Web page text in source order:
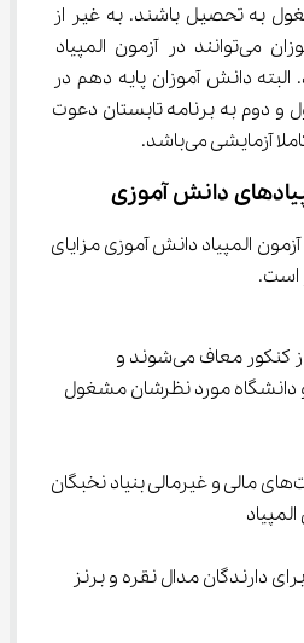
به تحصیل باشند. به غیر از
این مورد تمام دانش آموزان می‌توانند در آزمون المپیاد
دانش آموزان پایه دهم در
و دوم به برنامه تابستان دعوت
دانش آموزی
المپیاد دانش آموزی مزایای
است.
دارندگان مدال طلا از کنکور معاف می‌شوند و
و دانشگاه مورد نظرشان مشغول
بهره‌مندی از حمایت‌های مالی و غیرمالی بنیاد نخبگان
برای دارندگان مدال نقره و برنز